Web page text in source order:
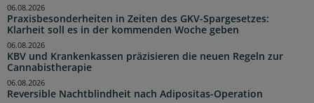
Praxisbesonderheiten in Zeiten des GKV-Spargesetzes:
Klarheit soll es in der kommenden Woche geben
06.08.2026
KBV und Krankenkassen präzisieren die neuen Regeln zur
Cannabistherapie
06.08.2026
Reversible Nachtblindheit nach Adipositas-Operation
06.08.2026